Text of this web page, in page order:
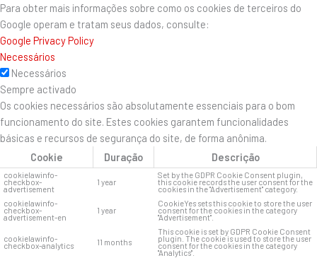
Para obter mais informações sobre como os cookies de terceiros do
Google operam e tratam seus dados, consulte:
Google Privacy Policy
Necessários
Necessários
Sempre activado
Os cookies necessários são absolutamente essenciais para o bom
funcionamento do site. Estes cookies garantem funcionalidades
básicas e recursos de segurança do site, de forma anônima.
Cookie
Duração Descrição
cookielawinfo-
checkbox-
advertisement
1 year
Set by the GDPR Cookie Consent plugin,
this cookie records the user consent for the
cookies in the "Advertisement" category.
cookielawinfo-
checkbox-
advertisement-en
1 year
CookieYes sets this cookie to store the user
consent for the cookies in the category
"Advertisement".
cookielawinfo-
checkbox-analytics 11 months
This cookie is set by GDPR Cookie Consent
plugin. The cookie is used to store the user
consent for the cookies in the category
"Analytics".